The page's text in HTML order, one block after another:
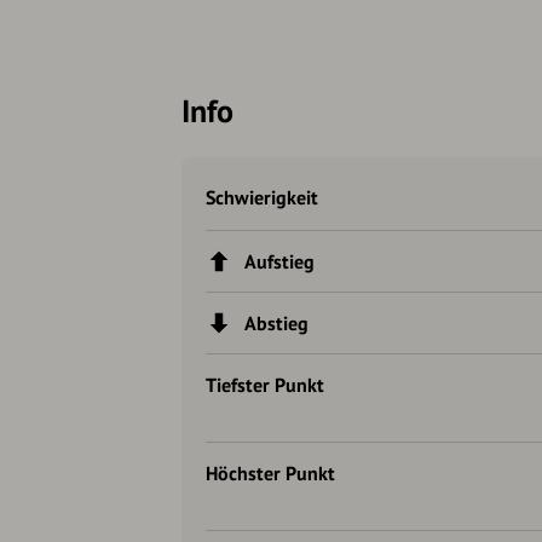
Info
Schwierigkeit
Aufstieg
Abstieg
Tiefster Punkt
Höchster Punkt